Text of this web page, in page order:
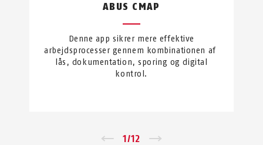
ABUS CMAP
Denne app sikrer mere effektive
arbejdsprocesser gennem kombinationen af ​​
lås, dokumentation, sporing og digital
kontrol.
1/12